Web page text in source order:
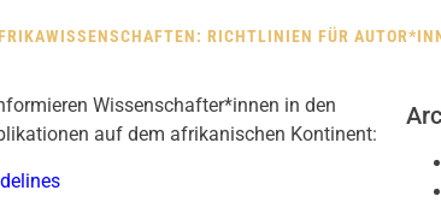
RICHTLINIEN FÜR
Wissenschafter*innen in den
auf dem afrikanischen Kontinent: